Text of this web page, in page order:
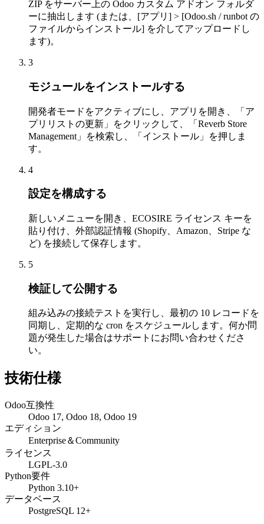
ZIP をサーバー上の Odoo カスタム アドオン フォルダ
ーに抽出します (または、[アプリ] > [Odoo.sh / runbot の
ファイルからインストール] を介してアップロードし
ます)。
3
モジュールをインストールする
開発者モードをアクティブにし、アプリを開き、「ア
プリリストの更新」をクリックして、「Reverb Store
Management」を検索し、「インストール」を押しま
す。
4
設定を構成する
新しいメニューを開き、ECOSIRE ライセンス キーを
貼り付け、外部認証情報 (Shopify、Amazon、Stripe な
ど) を接続して保存します。
5
検証して公開する
組み込みの接続テストを実行し、最初の 10 レコードを
同期し、定期的な cron をスケジュールします。何か問
題が発生した場合はサポートにお問い合わせくださ
い。
技術仕様
Odoo互換性
Odoo 17, Odoo 18, Odoo 19
エディション
Enterprise＆Community
ライセンス
LGPL-3.0
Python要件
Python 3.10+
データベース
PostgreSQL 12+